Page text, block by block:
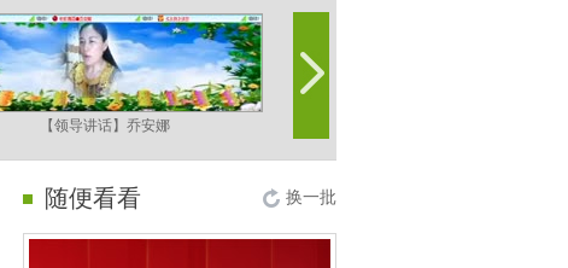
【领导讲话】乔安娜
随便看看 换一批